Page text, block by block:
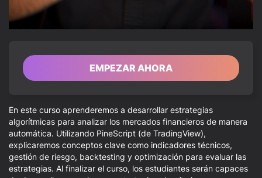
En este curso aprenderemos a desarrollar estrategias
algorítmicas para analizar los mercados financieros de manera
automática. Utilizando PineScript (de TradingView),
explicaremos conceptos clave como indicadores técnicos,
gestión de riesgo, backtesting y optimización para evaluar las
estrategias. Al finalizar el curso, los estudiantes serán capaces
EMPEZAR AHORA